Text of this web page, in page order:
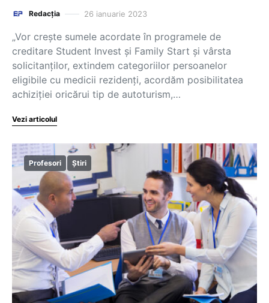
Redacția 26 ianuarie 2023
„Vor crește sumele acordate în programele de
creditare Student Invest și Family Start și vârsta
solicitanților, extindem categoriilor persoanelor
eligibile cu medicii rezidenți, acordăm posibilitatea
achiziției oricărui tip de autoturism,…
Vezi articolul
Profesori Știri